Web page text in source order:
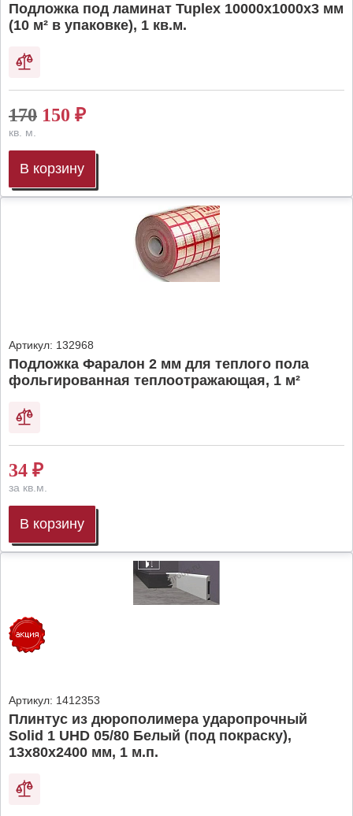
Подложка под ламинат Tuplex 10000x1000x3 мм
(10 м² в упаковке), 1 кв.м.
170 150 ₽
кв. м.
В корзину
Артикул: 132968
Подложка Фаралон 2 мм для теплого пола
фольгированная теплоотражающая, 1 м²
34 ₽
за кв.м.
В корзину
Артикул: 1412353
Плинтус из дюрополимера ударопрочный
Solid 1 UHD 05/80 Белый (под покраску),
13х80х2400 мм, 1 м.п.